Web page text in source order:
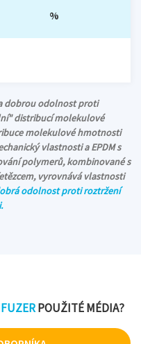
%
dobrou odolnost proti
distribucí molekulové
molekulové hmotnosti
vlastnosti a EPDM s
polymerů, kombinované s
vyrovnává vlastnosti
odolnost proti roztržení
POUŽITÉ MÉDIA?